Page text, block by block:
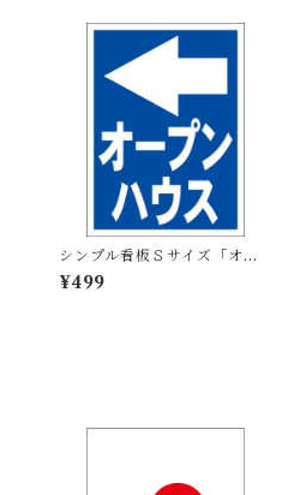
シンプル看板Ｓサイズ「オー
プンハウス（右折・赤）」
【不動産】屋外可
¥499